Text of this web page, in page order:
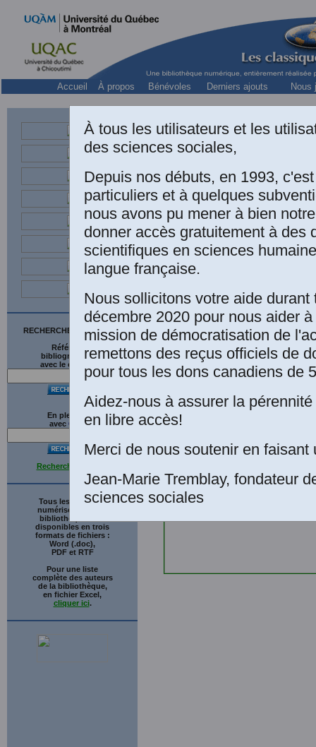
Accueil À propos Bénévoles Derniers ajouts Nous
RECHERCHE SUR LE SITE
Références
bibliographiques
avec le catalogue
En plein texte
avec G gle
Recherche avancée
Tous les ouvrages
numérisés de cette
bibliothèque sont
disponibles en trois
formats de fichiers :
Word (.doc),
PDF et RTF
Pour une liste
complète des auteurs
de la bibliothèque,
en fichier Excel,
cliquer ici.
À tous les utilisateurs et les
des sciences sociales,
Depuis nos débuts, en 1993,
particuliers et à quelques
nous avons pu mener à bien
donner accès gratuitement à des
scientifiques en sciences
langue française.
Nous sollicitons votre aide durant
décembre 2020 pour nous aider
mission de démocratisation de
remettons des reçus officiels de
pour tous les dons canadiens de
Aidez-nous à assurer la
en libre accès!
Merci de nous soutenir en faisant
Jean-Marie Tremblay, fondateur
sciences sociales